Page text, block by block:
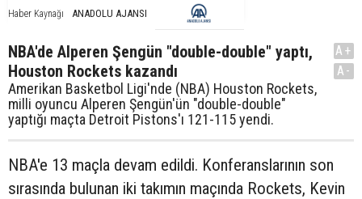
Haber Kaynağı ANADOLU AJANSI
NBA'de Alperen Şengün "double-double" yaptı,
Houston Rockets kazandı
Amerikan Basketbol Ligi'nde (NBA) Houston Rockets,
milli oyuncu Alperen Şengün'ün "double-double"
yaptığı maçta Detroit Pistons'ı 121-115 yendi.
A+
A-
NBA'e 13 maçla devam edildi. Konferanslarının son
sırasında bulunan iki takımın maçında Rockets, Kevin